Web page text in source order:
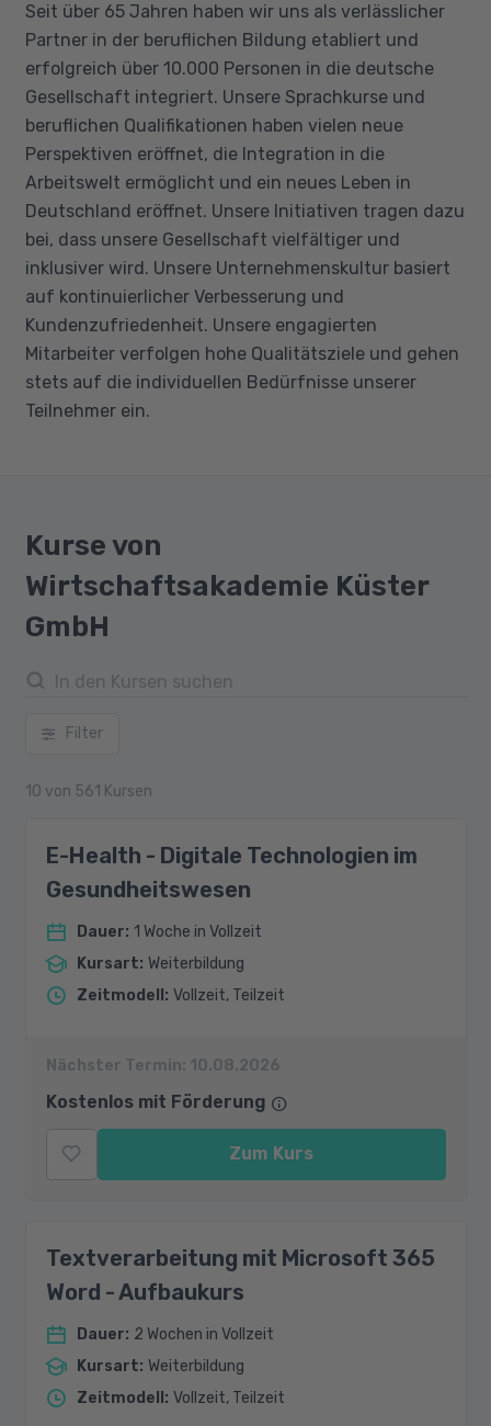
Seit über 65 Jahren haben wir uns als verlässlicher
Partner in der beruflichen Bildung etabliert und
erfolgreich über 10.000 Personen in die deutsche
Gesellschaft integriert. Unsere Sprachkurse und
beruflichen Qualifikationen haben vielen neue
Perspektiven eröffnet, die Integration in die
Arbeitswelt ermöglicht und ein neues Leben in
Deutschland eröffnet. Unsere Initiativen tragen dazu
bei, dass unsere Gesellschaft vielfältiger und
inklusiver wird. Unsere Unternehmenskultur basiert
auf kontinuierlicher Verbesserung und
Kundenzufriedenheit. Unsere engagierten
Mitarbeiter verfolgen hohe Qualitätsziele und gehen
stets auf die individuellen Bedürfnisse unserer
Teilnehmer ein.
Kurse von
Wirtschaftsakademie Küster
GmbH
Filter
10 von 561 Kursen
E-Health - Digitale Technologien im
Gesundheitswesen
Dauer: 1 Woche in Vollzeit
Kursart: Weiterbildung
Zeitmodell : Vollzeit, Teilzeit
Nächster Termin: 10.08.2026
Kostenlos mit Förderung
Zum Kurs
Textverarbeitung mit Microsoft 365
Word - Aufbaukurs
Dauer: 2 Wochen in Vollzeit
Kursart: Weiterbildung
Zeitmodell : Vollzeit, Teilzeit